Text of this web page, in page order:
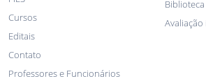
Cursos
Editais
Contato
Professores e Funcionários